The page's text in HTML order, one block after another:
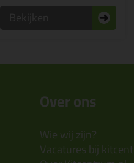
Over ons
Wie wij zijn?
Vacatures bij